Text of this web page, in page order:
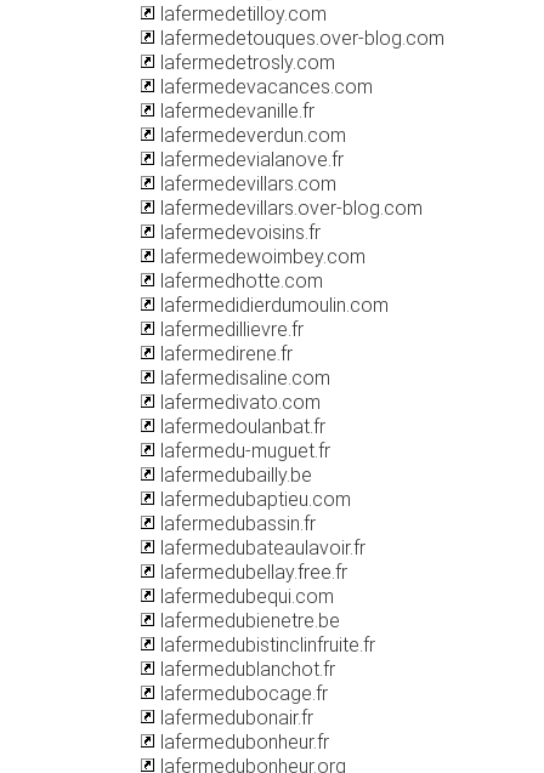
lafermedetilloy.com
lafermedetouques.over-blog.com
lafermedetrosly.com
lafermedevacances.com
lafermedevanille.fr
lafermedeverdun.com
lafermedevialanove.fr
lafermedevillars.com
lafermedevillars.over-blog.com
lafermedevoisins.fr
lafermedewoimbey.com
lafermedhotte.com
lafermedidierdumoulin.com
lafermedillievre.fr
lafermedirene.fr
lafermedisaline.com
lafermedivato.com
lafermedoulanbat.fr
lafermedu-muguet.fr
lafermedubailly.be
lafermedubaptieu.com
lafermedubassin.fr
lafermedubateaulavoir.fr
lafermedubellay.free.fr
lafermedubequi.com
lafermedubienetre.be
lafermedubistinclinfruite.fr
lafermedublanchot.fr
lafermedubocage.fr
lafermedubonair.fr
lafermedubonheur.fr
lafermedubonheur.org